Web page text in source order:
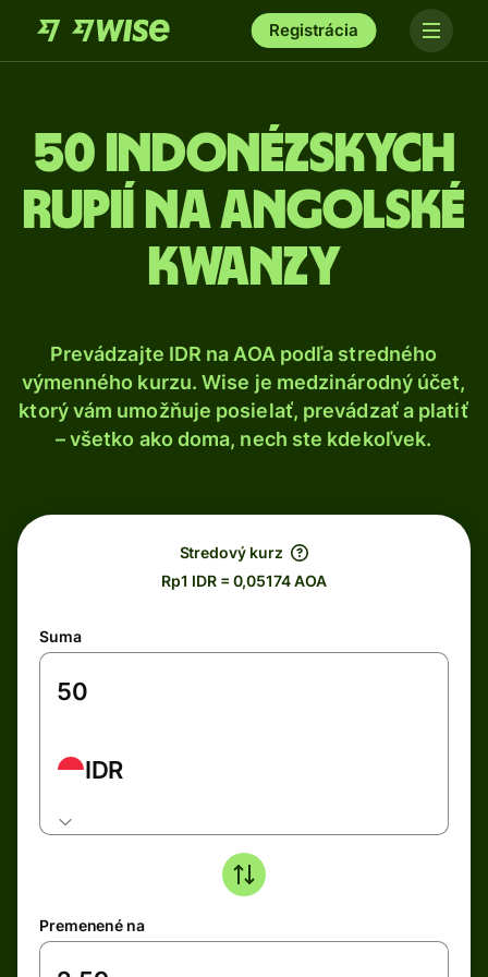
Registrácia
50 Indonézskych
rupií na angolské
kwanzy
Prevádzajte IDR na AOA podľa stredného
výmenného kurzu. Wise je medzinárodný účet,
ktorý vám umožňuje posielať, prevádzať a platiť
– všetko ako doma, nech ste kdekoľvek.
Stredový kurz
Rp1 IDR = 0,05174 AOA
Suma
IDR
Premenené na